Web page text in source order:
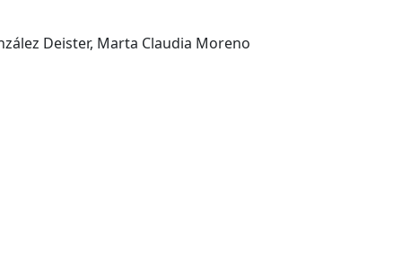
Deister, Marta Claudia Moreno